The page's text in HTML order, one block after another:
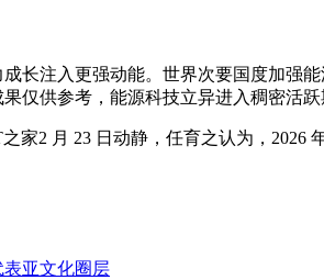
注入更强动能。世界次要国度加强能
仅供参考，能源科技立异进入稠密活
2 月 23 日动静，任育之认为，2026 年
亚文化圈层